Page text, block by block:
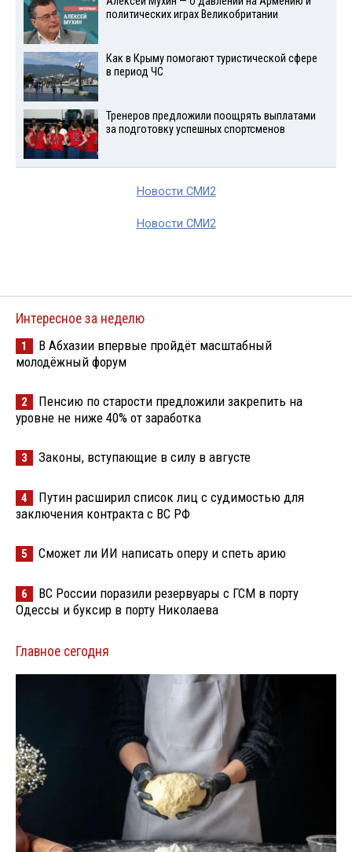
политических играх Великобритании
Как в Крыму помогают туристической сфере
в период ЧС
Тренеров предложили поощрять выплатами
за подготовку успешных спортсменов
Новости СМИ2
Новости СМИ2
Интересное за неделю
1
В Абхазии впервые пройдёт масштабный
молодёжный форум
2
Пенсию по старости предложили закрепить на
уровне не ниже 40% от заработка
3 Законы, вступающие в силу в августе
4
Путин расширил список лиц с судимостью для
заключения контракта с ВС РФ
5 Сможет ли ИИ написать оперу и спеть арию
6
ВС России поразили резервуары с ГСМ в порту
Одессы и буксир в порту Николаева
Главное сегодня